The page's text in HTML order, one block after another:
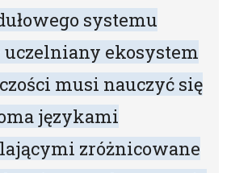
systemu
ekosystem
musi nauczyć się
językami
zróżnicowane